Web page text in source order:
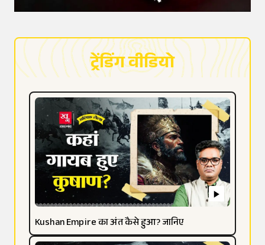
ट्रेंडिंग वीडियो
Kushan Empire का अंत कैसे हुआ? जानिए